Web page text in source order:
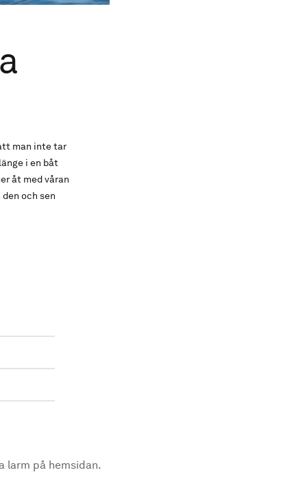
man inte tar
i en båt
åt med våran
och sen
larm på hemsidan.